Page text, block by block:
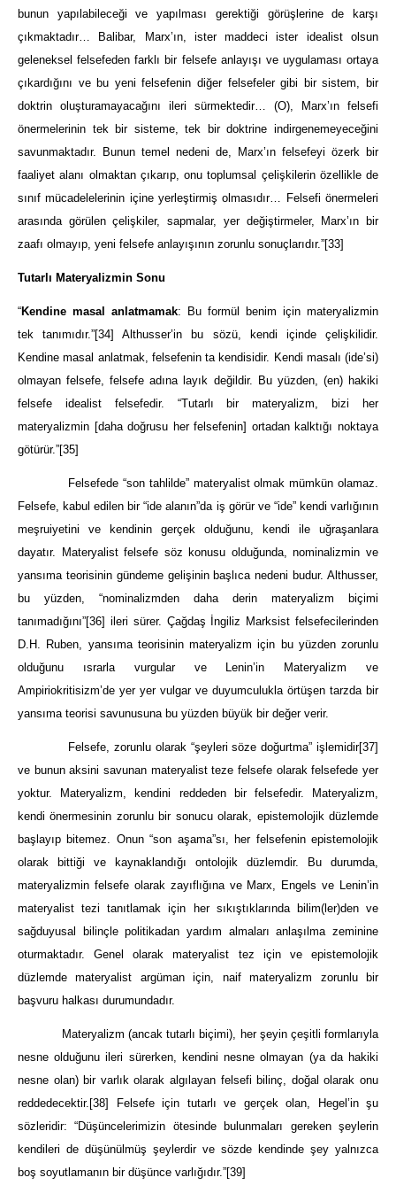
bunun yapılabileceği ve yapılması gerektiği görüşlerine de karşı
çıkmaktadır… Balibar, Marx’ın, ister maddeci ister idealist olsun
geleneksel felsefeden farklı bir felsefe anlayışı ve uygulaması ortaya
çıkardığını ve bu yeni felsefenin diğer felsefeler gibi bir sistem, bir
doktrin oluşturamayacağını ileri sürmektedir… (O), Marx’ın felsefi
önermelerinin tek bir sisteme, tek bir doktrine indirgenemeyeceğini
savunmaktadır. Bunun temel nedeni de, Marx’ın felsefeyi özerk bir
faaliyet alanı olmaktan çıkarıp, onu toplumsal çelişkilerin özellikle de
sınıf mücadelelerinin içine yerleştirmiş olmasıdır… Felsefi önermeleri
arasında görülen çelişkiler, sapmalar, yer değiştirmeler, Marx’ın bir
zaafı olmayıp, yeni felsefe anlayışının zorunlu sonuçlarıdır.”[33]
Tutarlı Materyalizmin Sonu
“Kendine masal anlatmamak: Bu formül benim için materyalizmin
tek tanımıdır.”[34]
Althusser’in bu sözü, kendi içinde çelişkilidir.
Kendine masal anlatmak, felsefenin ta kendisidir. Kendi masalı (ide’si)
olmayan felsefe, felsefe adına layık değildir. Bu yüzden, (en) hakiki
felsefe idealist felsefedir. “Tutarlı bir materyalizm, bizi her
materyalizmin [daha doğrusu her felsefenin] ortadan kalktığı noktaya
götürür.”[35]
Felsefede “son tahlilde” materyalist olmak mümkün olamaz.
Felsefe, kabul edilen bir “ide alanın”da iş görür ve “ide” kendi varlığının
meşruiyetini ve kendinin gerçek olduğunu, kendi ile uğraşanlara
dayatır. Materyalist felsefe söz konusu olduğunda, nominalizmin ve
yansıma teorisinin gündeme gelişinin başlıca nedeni budur. Althusser,
bu yüzden, “nominalizmden daha derin materyalizm biçimi
tanımadığını”[36] ileri sürer. Çağdaş İngiliz Marksist felsefecilerinden
D.H. Ruben, yansıma teorisinin materyalizm için bu yüzden zorunlu
olduğunu ısrarla vurgular ve Lenin’in Materyalizm ve
Ampiriokritisizm’de yer yer vulgar ve duyumculukla örtüşen tarzda bir
yansıma teorisi savunusuna bu yüzden büyük bir değer verir.
Felsefe, zorunlu olarak “şeyleri söze doğurtma” işlemidir[37]
ve bunun aksini savunan materyalist teze felsefe olarak felsefede yer
yoktur. Materyalizm, kendini reddeden bir felsefedir. Materyalizm,
kendi önermesinin zorunlu bir sonucu olarak, epistemolojik düzlemde
başlayıp bitemez. Onun “son aşama”sı, her felsefenin epistemolojik
olarak bittiği ve kaynaklandığı ontolojik düzlemdir. Bu durumda,
materyalizmin felsefe olarak zayıflığına ve Marx, Engels ve Lenin’in
materyalist tezi tanıtlamak için her sıkıştıklarında bilim(ler)den ve
sağduyusal bilinçle politikadan yardım almaları anlaşılma zeminine
oturmaktadır. Genel olarak materyalist tez için ve epistemolojik
düzlemde materyalist argüman için, naif materyalizm zorunlu bir
başvuru halkası durumundadır.
Materyalizm (ancak tutarlı biçimi), her şeyin çeşitli formlarıyla
nesne olduğunu ileri sürerken, kendini nesne olmayan (ya da hakiki
nesne olan) bir varlık olarak algılayan felsefi bilinç, doğal olarak onu
reddedecektir. [38]
Felsefe için tutarlı ve gerçek olan, Hegel’in şu
sözleridir: “Düşüncelerimizin ötesinde bulunmaları gereken şeylerin
kendileri de düşünülmüş şeylerdir ve sözde kendinde şey yalnızca
boş soyutlamanın bir düşünce varlığıdır.”[39]